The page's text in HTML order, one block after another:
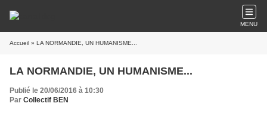
MENU
Accueil » LA NORMANDIE, UN HUMANISME...
LA NORMANDIE, UN HUMANISME...
Publié le 20/06/2016 à 10:30
Par Collectif BEN